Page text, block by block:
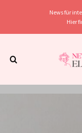
News für
Hier